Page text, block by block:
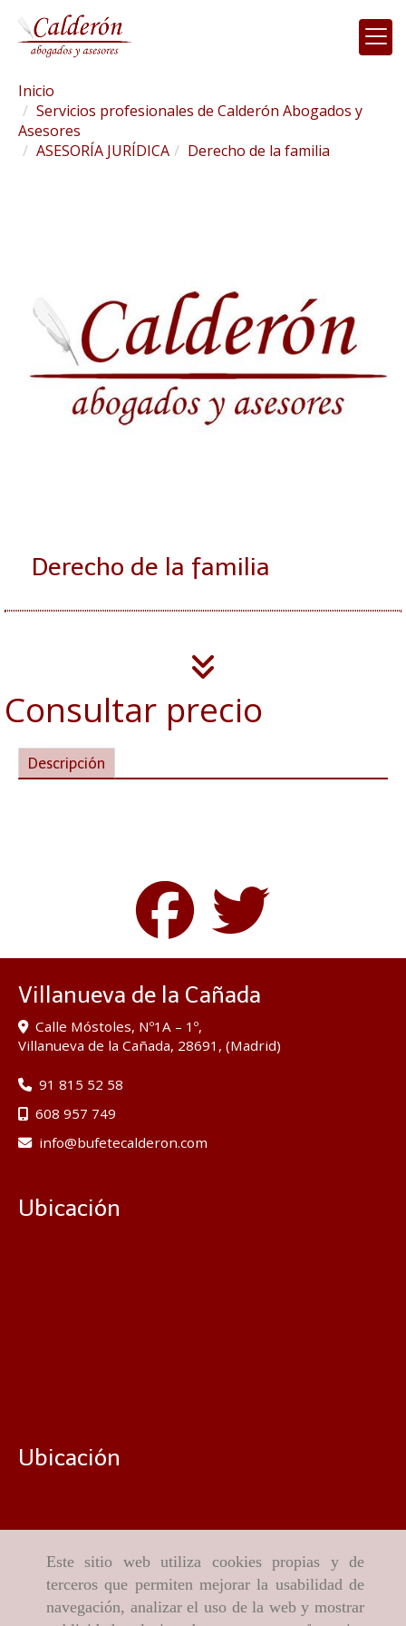
Este sitio web utiliza cookies propias y de
terceros que permiten mejorar la usabilidad de
navegación, analizar el uso de la web y mostrar
Inicio
Servicios profesionales de Calderón Abogados y
Asesores
ASESORÍA JURÍDICA
Derecho de la familia
Derecho de la familia
Consultar precio
Descripción
Villanueva de la Cañada
Calle Móstoles, Nº1A – 1º,
Villanueva de la Cañada, 28691 , (Madrid)
91 815 52 58
608 957 749
info
bufetecalderon.com
Ubicación
Ubicación